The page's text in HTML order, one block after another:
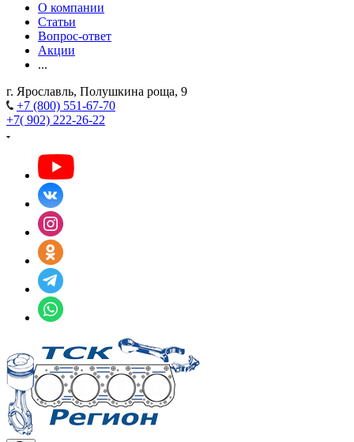
О компании
Статьи
Вопрос-ответ
Акции
...
г. Ярославль, Полушкина роща, 9
+7 (800) 551-67-70
+7( 902) 222-26-22